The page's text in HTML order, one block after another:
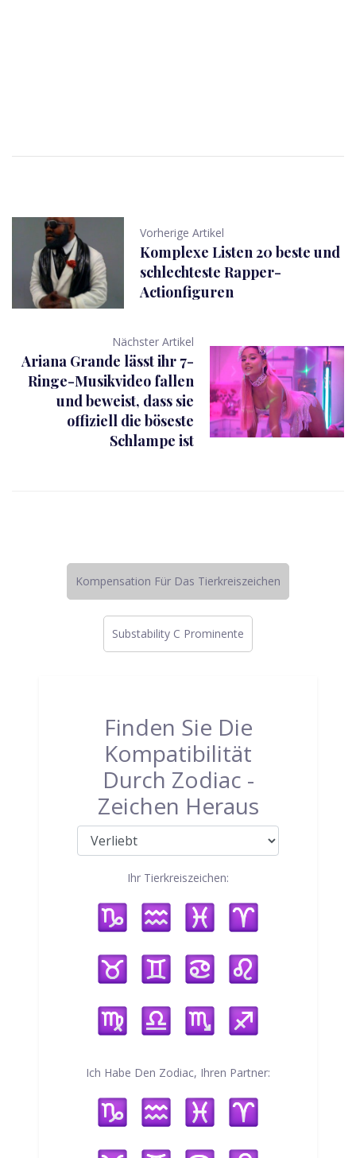
Vorherige Artikel
Komplexe Listen 20 beste und
schlechteste Rapper-
Actionfiguren
Nächster Artikel
Ariana Grande lässt ihr 7-
Ringe-Musikvideo fallen
und beweist, dass sie
offiziell die böseste
Schlampe ist
Kompensation Für Das Tierkreiszeichen
Substability C Prominente
Finden Sie Die
Kompatibilität
Durch Zodiac -
Zeichen Heraus
Ihr Tierkreiszeichen:
Ich Habe Den Zodiac, Ihren Partner: